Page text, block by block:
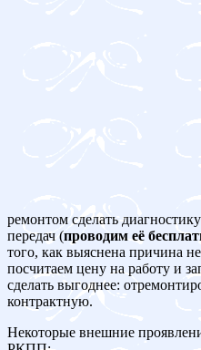
ремонтом сделать
передач (проводим её
того, как выяснена причина
посчитаем цену на работу и
сделать выгоднее:
контрактную.
Некоторые внешние